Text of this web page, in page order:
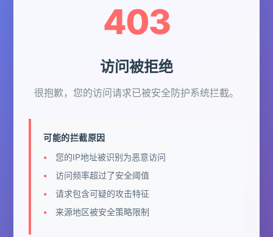
403
访问被拒绝
很抱歉，您的访问请求已被安全防护系统拦截。
可能的拦截原因
您的IP地址被识别为恶意访问
访问频率超过了安全阈值
请求包含可疑的攻击特征
来源地区被安全策略限制